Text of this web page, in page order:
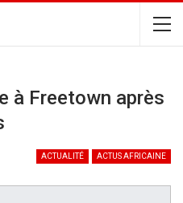
à Freetown après
ACTUALITÉ ACTUS AFRICAINE